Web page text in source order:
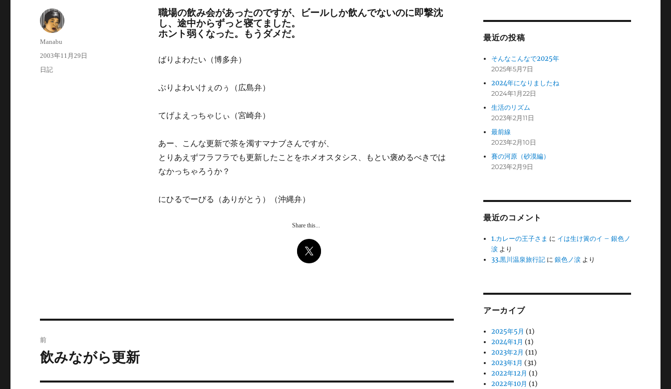
職場の飲み会があったのですが、ビールしか飲んでないのに即撃沈
し、途中からずっと寝てました。
ホント弱くなった。もうダメだ。
ばりよわたい（博多弁）
ぶりよわいけぇのぅ（広島弁）
てげよえっちゃじぃ（宮崎弁）
あー、こんな更新で茶を濁すマナブさんですが、
とりあえずフラフラでも更新したことをホメオスタシス、もとい褒めるべきでは
なかっちゃろうか？
にひるでーびる（ありがとう）（沖縄弁）
Share this...
投
稿
Manabu
投
稿
2003年11月29日
カ
日記
稿
前
前
投
飲みながら更新
最近の投稿
そんなこんなで2025年
2025年5月7日
2024年になりましたね
2024年1月22日
生活のリズム
2023年2月11日
最前線
2023年2月10日
賽の河原（砂漠編）
2023年2月9日
最近のコメント
1.カレーの王子さま に イは生け簀のイ – 銀色ノ
涙 より
33.黒川温泉旅行記 に銀色ノ涙 より
アーカイブ
2025年5月 (1)
2024年1月 (1)
2023年2月 (11)
2023年1月 (31)
2022年12月 (1)
2022年10月 (1)